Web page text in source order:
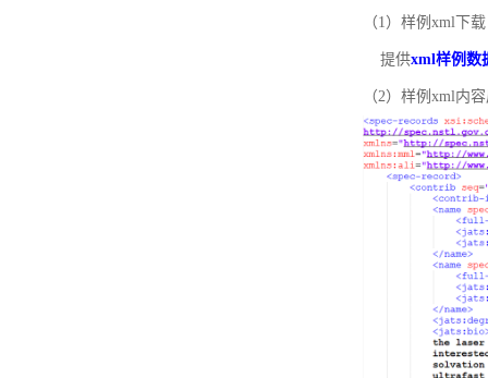
（1）样例xml下载
提供xml样例数
（2）样例xml内